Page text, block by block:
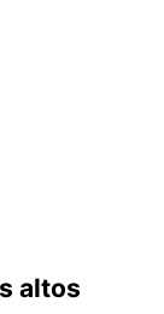
altos